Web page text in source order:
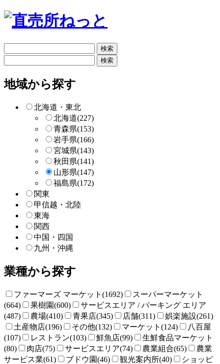
リ
ー
検
索
ー
検
地域から探す
北海道・東北
北海道(227)
青森県(153)
岩手県(166)
宮城県(143)
秋田県(141)
山形県(147)
福島県(172)
関東
甲信越・北陸
東海
関西
中国・四国
九州・沖縄
業種から探す
ファーマーズ マーケット(1692)
スーパーマーケット
(664)
果樹園(600)
サービスエリア / パーキング エリア
(487)
農場(410) 青果店(345) 店舗(311)
娯楽施設(261)
土産物店(196)
その他(132) マーケット(124)
八百屋
(107)
レストラン(103) 鮮魚店(99)
生鮮食品マーケット
(80)
肉店(75) サービスエリア(74) 農業組合(65)
農業
サービス業(61)
ブドウ園(46) 観光案内所(40)
ショッピ